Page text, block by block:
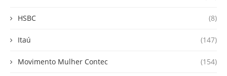
HSBC (8)
Itaú (147)
Movimento Mulher Contec (154)